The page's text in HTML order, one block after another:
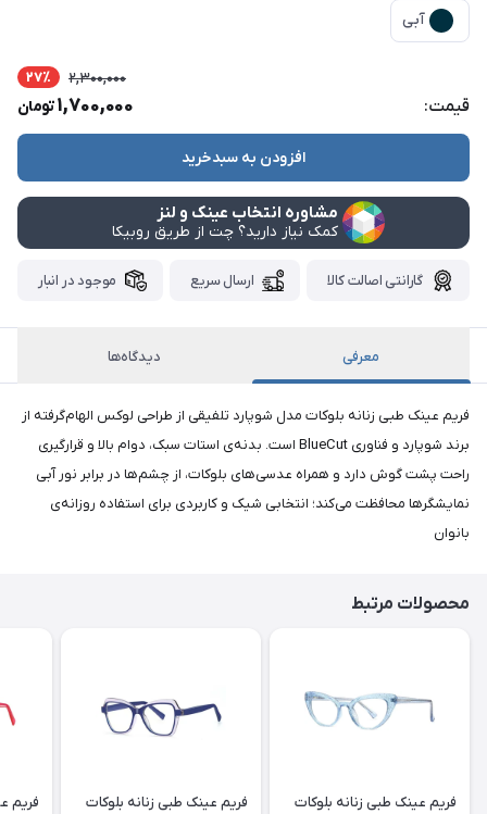
آبی
قیمت:
2,300,000 27٪
1,700,000تومان
افزودن به سبدخرید
مشاوره انتخاب عینک و لنز
کمک نیاز دارید؟ چت از طریق روبیکا
گارانتی اصالت کالا ارسال سریع موجود در انبار
معرفی دیدگاه‌ها
فریم عینک طبی زنانه بلوکات مدل شوپارد تلفیقی از طراحی لوکس الهام‌گرفته از
برند شوپارد و فناوری BlueCut است. بدنه‌ی استات سبک، دوام بالا و قرارگیری
راحت پشت گوش دارد و همراه عدسی‌های بلوکات، از چشم‌ها در برابر نور آبی
نمایشگرها محافظت می‌کند؛ انتخابی شیک و کاربردی برای استفاده روزانه‌ی
بانوان
محصولات مرتبط
فریم عینک طبی زنانه بلوکات
فریم عینک طبی زنانه بلوکات
فریم